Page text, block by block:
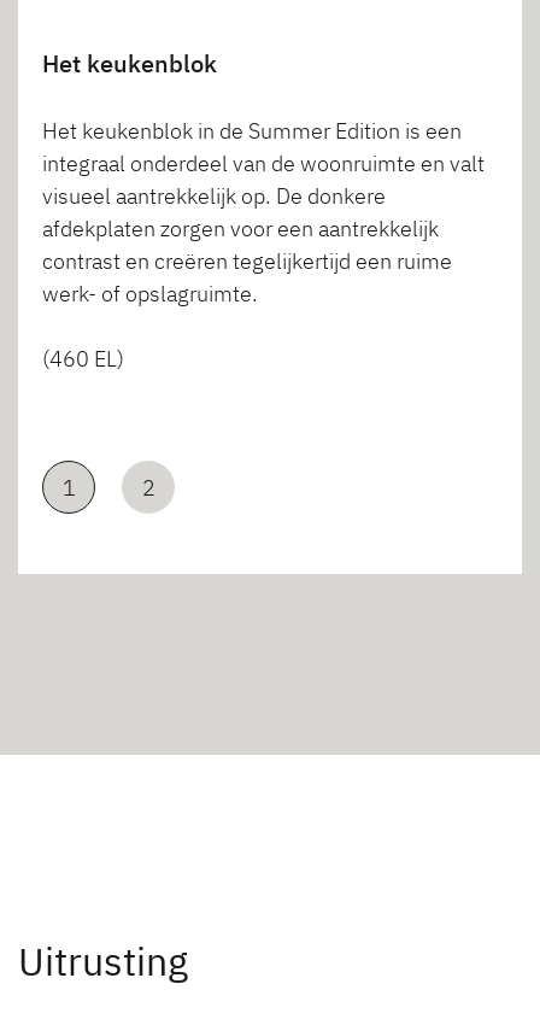
Het keukenblok
Het keukenblok in de Summer Edition is een
integraal onderdeel van de woonruimte en valt
visueel aantrekkelijk op. De donkere
afdekplaten zorgen voor een aantrekkelijk
contrast en creëren tegelijkertijd een ruime
werk- of opslagruimte.
(460 EL)
1 2
Uitrusting